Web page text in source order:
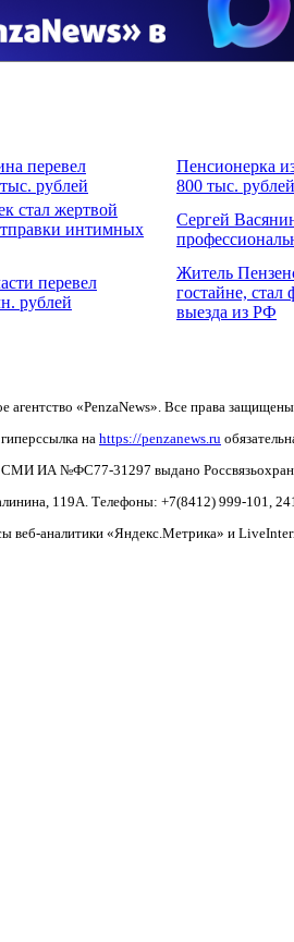
перевел
рублей
Пенсионерка
800 тыс.
стал жертвой
интимных
Сергей
перевел
рублей
Житель
гостайне, стал
выезда из РФ
«PenzaNews». Все права
на https://penzanews.ru
СМИ ИА №ФС77-31297 выдано
119А. Телефоны: +7(8412) 999-101,
веб-аналитики «Яндекс.Метрика» и